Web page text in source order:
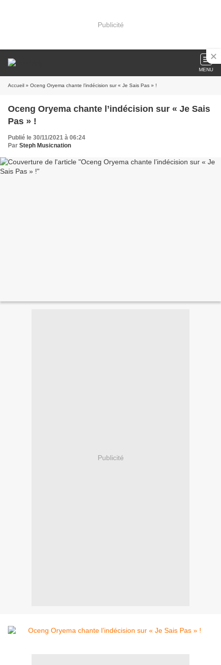
Publicité
MENU
Accueil » Oceng Oryema chante l’indécision sur « Je Sais Pas » !
Oceng Oryema chante l’indécision sur « Je Sais
Pas » !
Publié le 30/11/2021 à 06:24
Par Steph Musicnation
Publicité